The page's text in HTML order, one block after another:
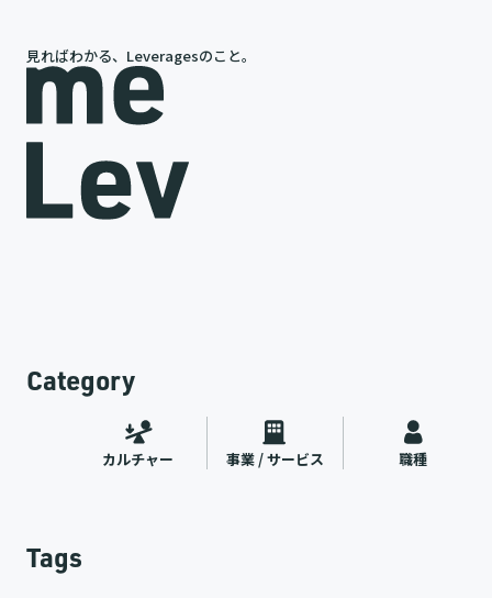
見ればわかる、Leveragesのこと。
槻が語る、レバレジーズの今と未来
代表インタビュー
2026.07.09
Category
カルチャー 事業 / サービス 職種
Tags